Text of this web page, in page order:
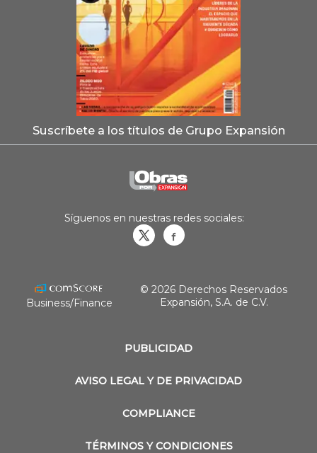
Suscríbete a los títulos de Grupo Expansión
PUBLICIDAD
AVISO LEGAL Y DE PRIVACIDAD
COMPLIANCE
TÉRMINOS Y CONDICIONES
Síguenos en nuestras redes sociales:
Business/Finance
© 2026 Derechos Reservados
Expansión, S.A. de C.V.